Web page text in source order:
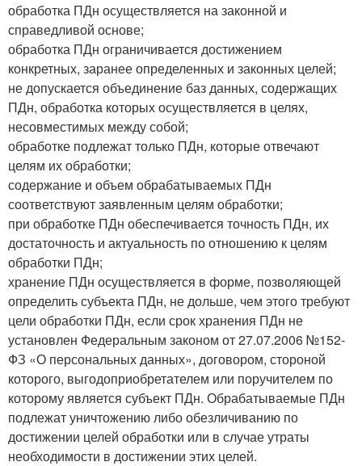
обработка ПДн осуществляется на законной и
справедливой основе;
обработка ПДн ограничивается достижением
конкретных, заранее определенных и законных целей;
не допускается объединение баз данных, содержащих
ПДн, обработка которых осуществляется в целях,
несовместимых между собой;
обработке подлежат только ПДн, которые отвечают
целям их обработки;
содержание и объем обрабатываемых ПДн
соответствуют заявленным целям обработки;
при обработке ПДн обеспечивается точность ПДн, их
достаточность и актуальность по отношению к целям
обработки ПДн;
хранение ПДн осуществляется в форме, позволяющей
определить субъекта ПДн, не дольше, чем этого требуют
цели обработки ПДн, если срок хранения ПДн не
установлен Федеральным законом от 27.07.2006 №152-
ФЗ «О персональных данных», договором, стороной
которого, выгодоприобретателем или поручителем по
которому является субъект ПДн. Обрабатываемые ПДн
подлежат уничтожению либо обезличиванию по
достижении целей обработки или в случае утраты
необходимости в достижении этих целей.